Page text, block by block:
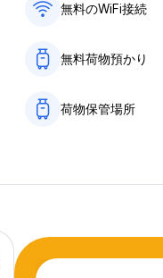
無料のWiFi接続
無料荷物預かり
荷物保管場所